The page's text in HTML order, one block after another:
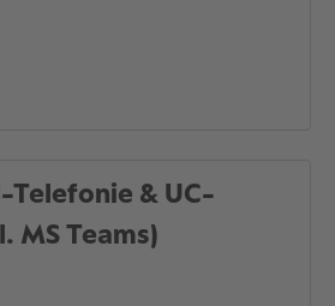
Telefonie & UC-
MS Teams)